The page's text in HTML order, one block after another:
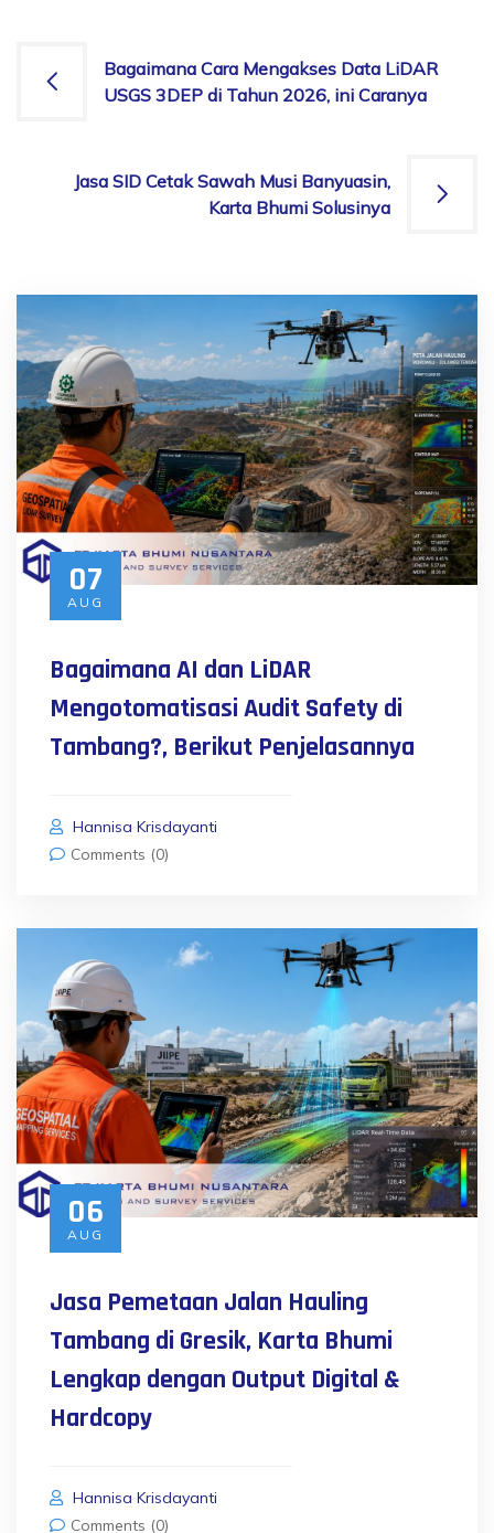
Post
navigation
Bagaimana Cara Mengakses Data LiDAR
USGS 3DEP di Tahun 2026, ini Caranya
Jasa SID Cetak Sawah Musi Banyuasin,
Karta Bhumi Solusinya
07
AUG
Bagaimana AI dan LiDAR
Mengotomatisasi Audit Safety di
Tambang?, Berikut Penjelasannya
Hannisa Krisdayanti
Comments (0)
06
AUG
Jasa Pemetaan Jalan Hauling
Tambang di Gresik, Karta Bhumi
Lengkap dengan Output Digital &
Hardcopy
Hannisa Krisdayanti
Comments (0)